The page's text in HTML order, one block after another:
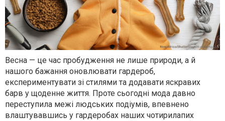
Весна — це час пробудження не лише природи, а й
нашого бажання оновлювати гардероб,
експериментувати зі стилями та додавати яскравих
барв у щоденне життя. Проте сьогодні мода давно
переступила межі людських подіумів, впевнено
влаштувавшись у гардеробах наших чотирилапих